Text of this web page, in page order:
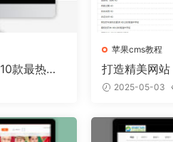
款最热门
苹果cms教程
打造精美网站
板从容实现
2025-05-03